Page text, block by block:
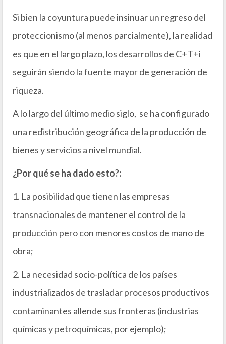
Si bien la coyuntura puede insinuar un regreso del
proteccionismo (al menos parcialmente), la realidad
es que en el largo plazo, los desarrollos de C+T+i
seguirán siendo la fuente mayor de generación de
riqueza.
A lo largo del último medio siglo, se ha configurado
una redistribución geográfica de la producción de
bienes y servicios a nivel mundial.
¿Por qué se ha dado esto?:
1. La posibilidad que tienen las empresas
transnacionales de mantener el control de la
producción pero con menores costos de mano de
obra;
2. La necesidad socio-política de los países
industrializados de trasladar procesos productivos
contaminantes allende sus fronteras (industrias
químicas y petroquímicas, por ejemplo);